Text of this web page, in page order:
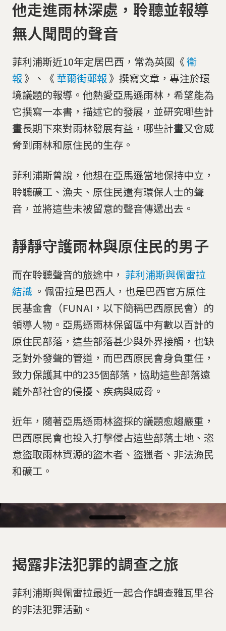
他走進雨林深處，聆聽並報導
無人聞問的聲音
菲利浦斯近10年定居巴西，常為英國《衛
報 》、《 華爾街郵報 》撰寫文章，專注於環
境議題的報導。他熱愛亞馬遜雨林，希望能為
它撰寫一本書，描述它的發展，並研究哪些計
畫長期下來對雨林發展有益，哪些計畫又會威
脅到雨林和原住民的生存。
菲利浦斯曾說，他想在亞馬遜當地保持中立，
聆聽礦工、漁夫、原住民還有環保人士的聲
音，並將這些未被留意的聲音傳遞出去。
靜靜守護雨林與原住民的男子
而在聆聽聲音的旅途中， 菲利浦斯與佩雷拉
結識 。佩雷拉是巴西人，也是巴西官方原住
民基金會（FUNAI，以下簡稱巴西原民會）的
領導人物。亞馬遜雨林保留區中有數以百計的
原住民部落，這些部落甚少與外界接觸，也缺
乏對外發聲的管道，而巴西原民會身負重任，
致力保護其中的235個部落，協助這些部落遠
離外部社會的侵擾、疾病與威脅。
近年，隨著亞馬遜雨林盜採的議題愈趨嚴重，
巴西原民會也投入打擊侵占這些部落土地、恣
意盜取雨林資源的盜木者、盜獵者、非法漁民
和礦工。
揭露非法犯罪的調查之旅
菲利浦斯與佩雷拉最近一起合作調查雅瓦里谷
的非法犯罪活動。